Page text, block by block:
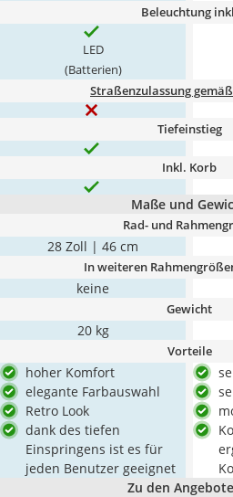
Beleuchtung
LED
(Batterien)
Straßenzulassung gemäß
Tiefeinstieg
Inkl. Korb
Maße und
Rad- und
28 Zoll | 46 cm
In weiteren
keine
Gewicht
20 kg
Vorteile
hoher Komfort
elegante Farbauswahl
Retro Look
dank des tiefen
Einspringens ist es für
jeden Benutzer geeignet
Zu den